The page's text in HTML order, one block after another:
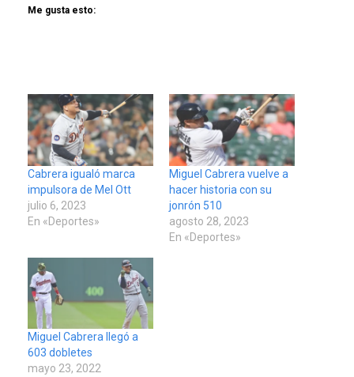
Me gusta esto:
Cabrera igualó marca
impulsora de Mel Ott
julio 6, 2023
En «Deportes»
Miguel Cabrera vuelve a
hacer historia con su
jonrón 510
agosto 28, 2023
En «Deportes»
Miguel Cabrera llegó a
603 dobletes
mayo 23, 2022